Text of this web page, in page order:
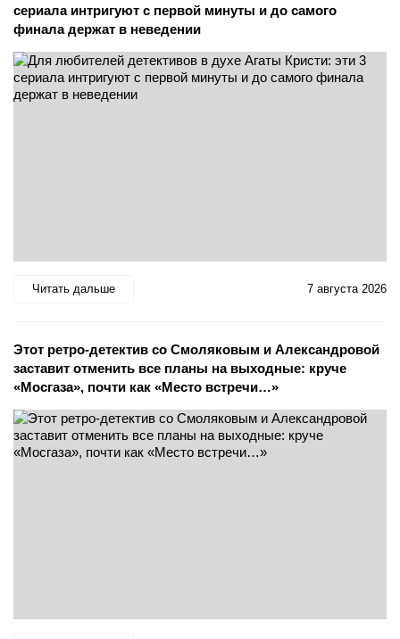
сериала интригуют с первой минуты и до самого
финала держат в неведении
Читать дальше 7 августа 2026
Этот ретро-детектив со Смоляковым и Александровой
заставит отменить все планы на выходные: круче
«Мосгаза», почти как «Место встречи…»